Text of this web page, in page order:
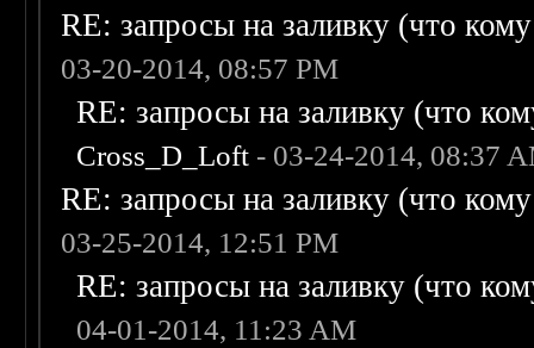
RE: запросы на заливку (что
03-20-2014, 08:57 PM
RE: запросы на заливку (что
Cross_D_Loft - 03-24-2014, 08:37
RE: запросы на заливку (что
03-25-2014, 12:51 PM
RE: запросы на заливку (что
04-01-2014, 11:23 AM